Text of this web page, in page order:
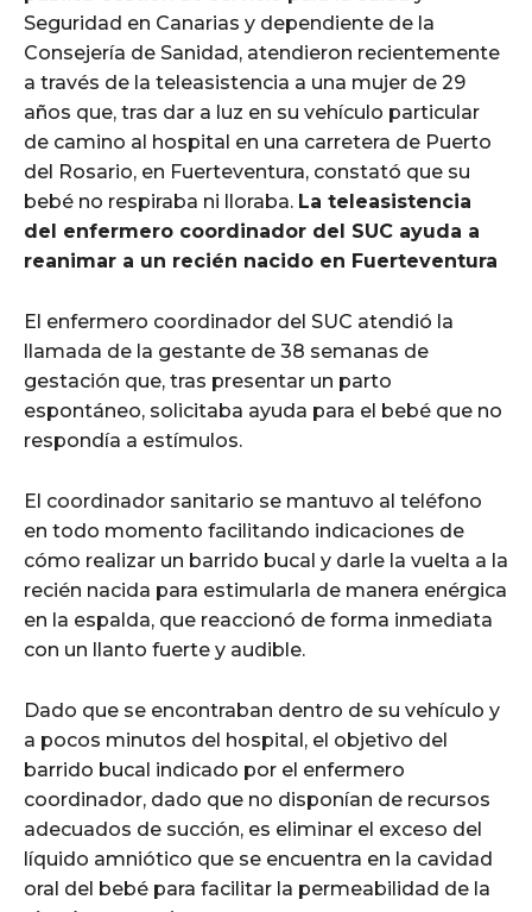
Seguridad en Canarias y dependiente de la
Consejería de Sanidad, atendieron recientemente
a través de la teleasistencia a una mujer de 29
años que, tras dar a luz en su vehículo particular
de camino al hospital en una carretera de Puerto
del Rosario, en Fuerteventura, constató que su
bebé no respiraba ni lloraba. La teleasistencia
del enfermero coordinador del SUC ayuda a
reanimar a un recién nacido en Fuerteventura
El enfermero coordinador del SUC atendió la
llamada de la gestante de 38 semanas de
gestación que, tras presentar un parto
espontáneo, solicitaba ayuda para el bebé que no
respondía a estímulos.
El coordinador sanitario se mantuvo al teléfono
en todo momento facilitando indicaciones de
cómo realizar un barrido bucal y darle la vuelta a la
recién nacida para estimularla de manera enérgica
en la espalda, que reaccionó de forma inmediata
con un llanto fuerte y audible.
Dado que se encontraban dentro de su vehículo y
a pocos minutos del hospital, el objetivo del
barrido bucal indicado por el enfermero
coordinador, dado que no disponían de recursos
adecuados de succión, es eliminar el exceso del
líquido amniótico que se encuentra en la cavidad
oral del bebé para facilitar la permeabilidad de la